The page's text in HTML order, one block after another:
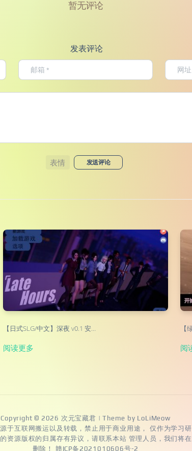
暂无评论
发表评论
表情 发送评论
【日式SLG/中文】深夜 v0.1 安…
阅读更多 阅
Copyright © 2026 次元宝藏君 | Theme by LoLiMeow
于互联网搬运以及转载，禁止用于商业用途， 仅作为学习研
资源版权的归属存有异议，请联系本站 管理人员，我们将
删除！ 赣ICP备2021010606号-2